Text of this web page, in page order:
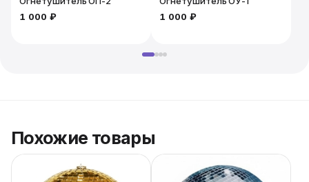
1 000 ₽
1 000 ₽
Похожие товары